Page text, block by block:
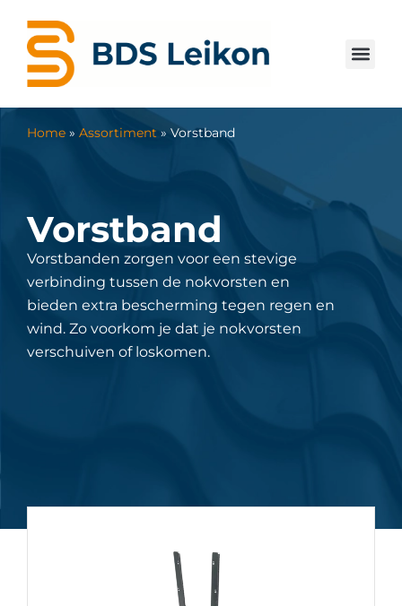
Home » Assortiment » Vorstband
Vorstband
Vorstbanden zorgen voor een stevige
verbinding tussen de nokvorsten en
bieden extra bescherming tegen regen en
wind. Zo voorkom je dat je nokvorsten
verschuiven of loskomen.